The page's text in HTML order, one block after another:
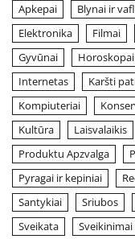
Apkepai Blynai ir
Elektronika
Filmai
Gyvūnai
Horoskopai
Internetas
Karšti
Kompiuteriai
Kultūra
Laisvalaikis
Produktu Apzvalga
Pyragai ir kepiniai
Santykiai
Sriubos
Sveikata
Sveikinimai